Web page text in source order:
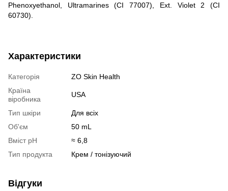
Phenoxyethanol, Ultramarines (CI 77007), Ext. Violet 2 (CI
60730).
Характеристики
Категорія
ZO Skin Health
Країна
віробника
USA
Тип шкіри
Для всіх
Об'єм
50 mL
Вміст pH
≈ 6,8
Тип продукта
Крем / тонізуючий
Відгуки